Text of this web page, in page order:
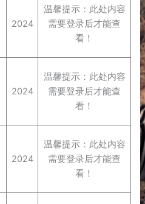
2024
温馨提示：此处内容
需要登录后才能查
看！
2024
温馨提示：此处内容
需要登录后才能查
看！
2024
温馨提示：此处内容
需要登录后才能查
看！